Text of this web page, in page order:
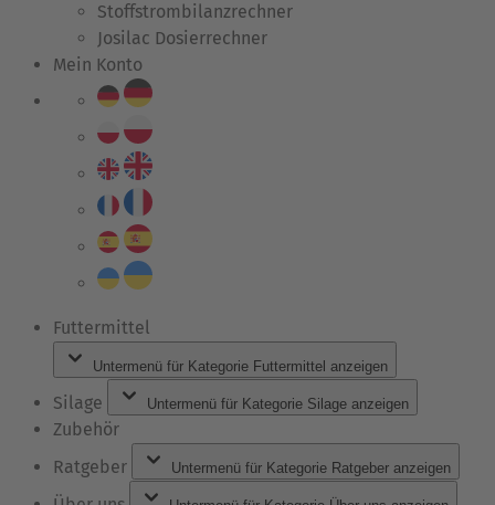
Stoffstrombilanzrechner
Josilac Dosierrechner
Mein Konto
Futtermittel
Untermenü für Kategorie Futtermittel anzeigen
Silage Untermenü für Kategorie Silage anzeigen
Zubehör
Ratgeber
Untermenü für Kategorie Ratgeber anzeigen